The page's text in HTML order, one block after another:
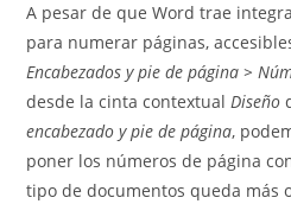
entrada:
A pesar de que Word trae
para numerar páginas,
Encabezados y pie de página >
desde la cinta contextualDiseño
encabezado y pie de página,
poner los números de página
tipo de documentos queda más